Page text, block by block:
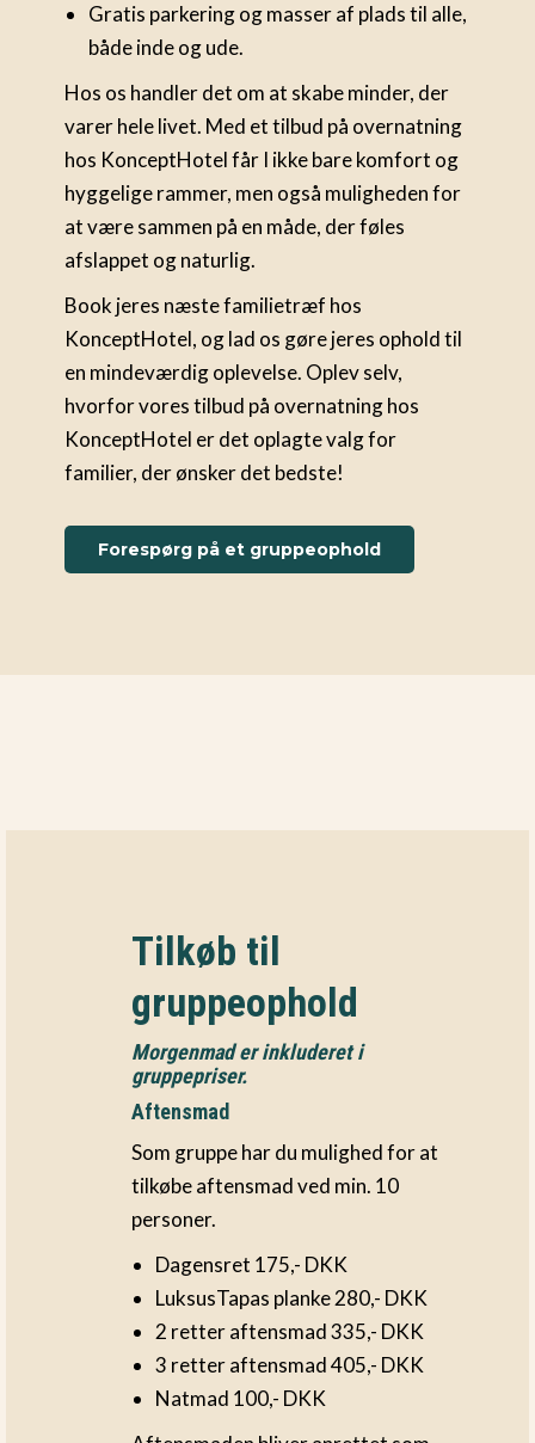
Gratis parkering og masser af plads til alle,
både inde og ude.
Hos os handler det om at skabe minder, der
varer hele livet. Med et tilbud på overnatning
hos KonceptHotel får I ikke bare komfort og
hyggelige rammer, men også muligheden for
at være sammen på en måde, der føles
afslappet og naturlig.
Book jeres næste familietræf hos
KonceptHotel, og lad os gøre jeres ophold til
en mindeværdig oplevelse. Oplev selv,
hvorfor vores tilbud på overnatning hos
KonceptHotel er det oplagte valg for
familier, der ønsker det bedste!
Forespørg på et gruppeophold
Tilkøb til
gruppeophold
Morgenmad er inkluderet i
gruppepriser.
Aftensmad
Som gruppe har du mulighed for at
tilkøbe aftensmad ved min. 10
personer.
Dagensret 175,- DKK
LuksusTapas planke 280,- DKK
2 retter aftensmad 335,- DKK
3 retter aftensmad 405,- DKK
Natmad 100,- DKK